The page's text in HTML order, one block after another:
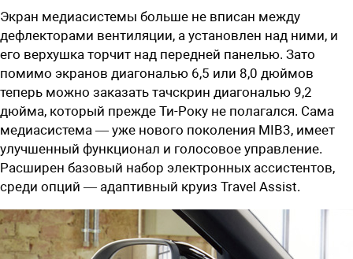
Экран медиасистемы больше не вписан между
дефлекторами вентиляции, а установлен над ними, и
его верхушка торчит над передней панелью. Зато
помимо экранов диагональю 6,5 или 8,0 дюймов
теперь можно заказать тачскрин диагональю 9,2
дюйма, который прежде Ти-Року не полагался. Сама
медиасистема — уже нового поколения MIB3, имеет
улучшенный функционал и голосовое управление.
Расширен базовый набор электронных ассистентов,
среди опций — адаптивный круиз Travel Assist.